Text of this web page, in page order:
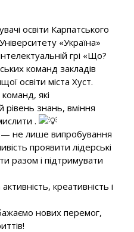
освіти Карпатського
«Україна»
грі «Що?
команд закладів
освіти міста Хуст.
які
знань, вміння
.
не лише випробування
проявити лідерські
разом і підтримувати
креативність і
нових перемог,